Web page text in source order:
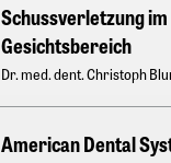
Schussverletzung
Gesichtsbereich
Dr. med. dent. Christoph
American Dental